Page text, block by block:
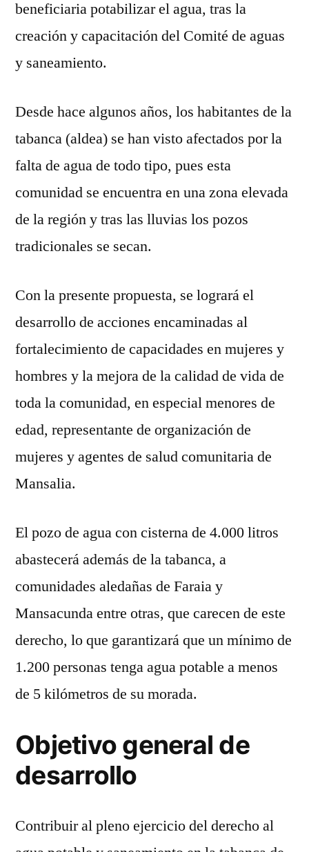
beneficiaria potabilizar el agua, tras la
creación y capacitación del Comité de aguas
y saneamiento.
Desde hace algunos años, los habitantes de la
tabanca (aldea) se han visto afectados por la
falta de agua de todo tipo, pues esta
comunidad se encuentra en una zona elevada
de la región y tras las lluvias los pozos
tradicionales se secan.
Con la presente propuesta, se logrará el
desarrollo de acciones encaminadas al
fortalecimiento de capacidades en mujeres y
hombres y la mejora de la calidad de vida de
toda la comunidad, en especial menores de
edad, representante de organización de
mujeres y agentes de salud comunitaria de
Mansalia.
El pozo de agua con cisterna de 4.000 litros
abastecerá además de la tabanca, a
comunidades aledañas de Faraia y
Mansacunda entre otras, que carecen de este
derecho, lo que garantizará que un mínimo de
1.200 personas tenga agua potable a menos
de 5 kilómetros de su morada.
Objetivo general de
desarrollo
Contribuir al pleno ejercicio del derecho al